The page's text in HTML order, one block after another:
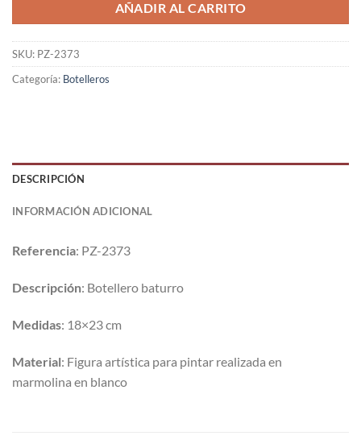
AÑADIR AL CARRITO
SKU: PZ-2373
Categoría: Botelleros
DESCRIPCIÓN
INFORMACIÓN ADICIONAL
Referencia: PZ-2373
Descripción: Botellero baturro
Medidas: 18×23 cm
Material: Figura artística para pintar realizada en
marmolina en blanco